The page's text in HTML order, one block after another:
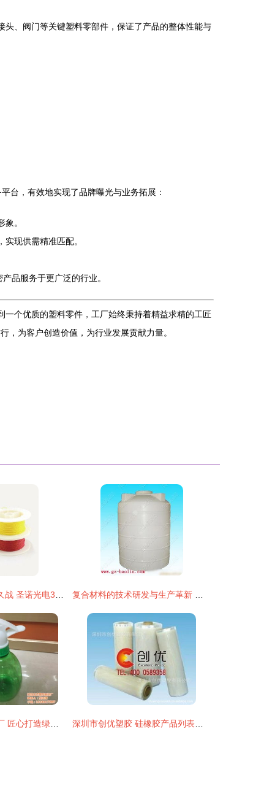
、阀门等关键塑料零部件，保证了产品的整体性能与
台，有效地实现了品牌曝光与业务拓展：
。
现供需精准匹配。
品服务于更广泛的行业。
个优质的塑料零件，工厂始终秉持着精益求精的工匠
，为客户创造价值，为行业发展贡献力量。